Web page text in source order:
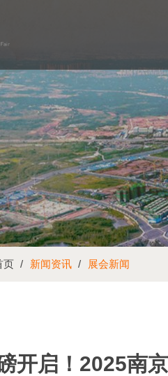
页 新闻资讯 展会新闻
开启！2025南